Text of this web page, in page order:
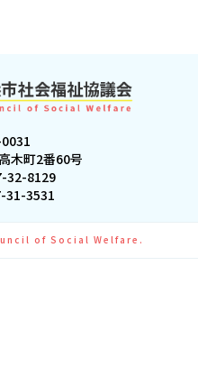
木町2番60号
32-8129
31-3531
of Social Welfare.